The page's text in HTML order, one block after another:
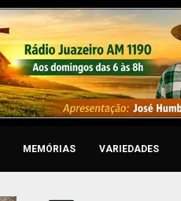
MEMÓRIAS VARIEDADES